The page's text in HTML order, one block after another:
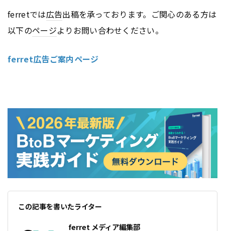
ferretでは広告出稿を承っております。ご関心のある方は
以下のページよりお問い合わせください。
ferret広告ご案内ページ
この記事を書いたライター
ferret メディア編集部